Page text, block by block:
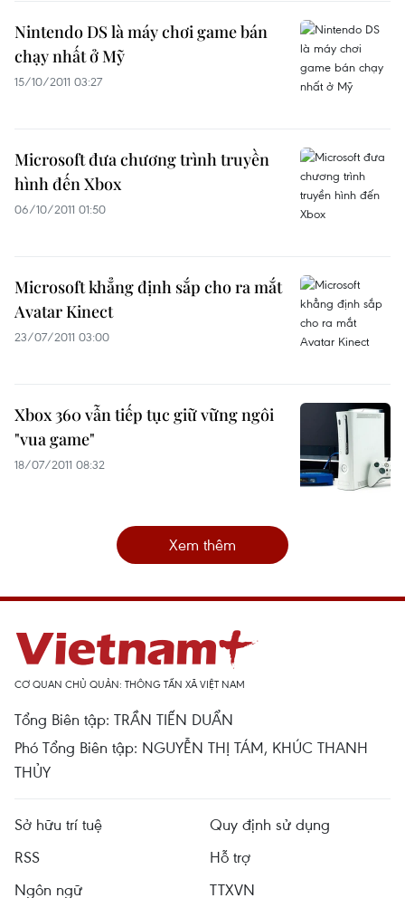
Nintendo DS là máy chơi game bán
chạy nhất ở Mỹ
15/10/2011 03:27
Microsoft đưa chương trình truyền
hình đến Xbox
06/10/2011 01:50
Microsoft khẳng định sắp cho ra mắt
Avatar Kinect
23/07/2011 03:00
Xbox 360 vẫn tiếp tục giữ vững ngôi
"vua game"
18/07/2011 08:32
Xem thêm
CƠ QUAN CHỦ QUẢN: THÔNG TẤN XÃ VIỆT NAM
Tổng Biên tập: TRẦN TIẾN DUẨN
Phó Tổng Biên tập: NGUYỄN THỊ TÁM, KHÚC THANH
THỦY
Sở hữu trí tuệ
Quy định sử dụng
RSS
Hỗ trợ
Ngôn ngữ
TTXVN